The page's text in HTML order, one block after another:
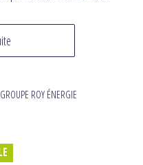
GROUPE ROY ÉNERGIE